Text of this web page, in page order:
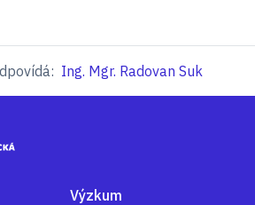
Ing. Mgr. Radovan Suk
Výzkum